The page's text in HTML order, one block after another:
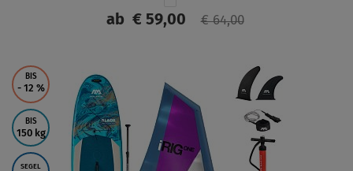
ab€ 59,00 € 64,00
BIS
- 12 %
BIS
150 kg
SEGEL